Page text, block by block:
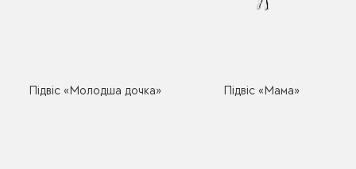
Підвіс «Молодша дочка» Підвіс «Мама»